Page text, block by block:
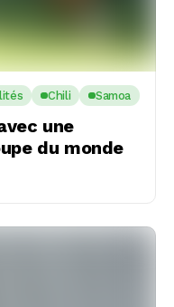
Chili Samoa
une
du monde